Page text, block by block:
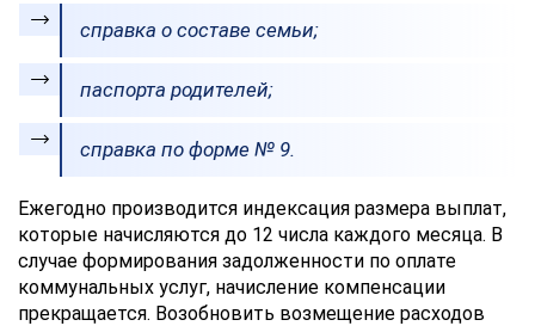
справка о составе семьи;
паспорта родителей;
справка по форме № 9.
Ежегодно производится индексация размера выплат,
которые начисляются до 12 числа каждого месяца. В
случае формирования задолженности по оплате
коммунальных услуг, начисление компенсации
прекращается. Возобновить возмещение расходов